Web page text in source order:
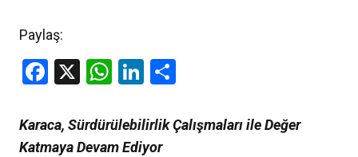
Paylaş:
Facebook
X WhatsApp
LinkedIn
Karaca, Sürdürülebilirlik Çalışmaları ile Değer
Katmaya Devam Ediyor